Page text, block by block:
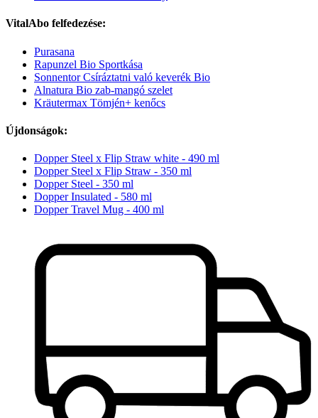
VitalAbo felfedezése:
Purasana
Rapunzel Bio Sportkása
Sonnentor Csíráztatni való keverék Bio
Alnatura Bio zab-mangó szelet
Kräutermax Tömjén+ kenőcs
Újdonságok:
Dopper Steel x Flip Straw white - 490 ml
Dopper Steel x Flip Straw - 350 ml
Dopper Steel - 350 ml
Dopper Insulated - 580 ml
Dopper Travel Mug - 400 ml